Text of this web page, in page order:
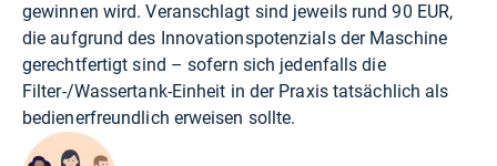
gewinnen wird. Veranschlagt sind jeweils rund 90 EUR,
die aufgrund des Innovationspotenzials der Maschine
gerechtfertigt sind – sofern sich jedenfalls die
Filter-/Wassertank-Einheit in der Praxis tatsächlich als
bedienerfreundlich erweisen sollte.